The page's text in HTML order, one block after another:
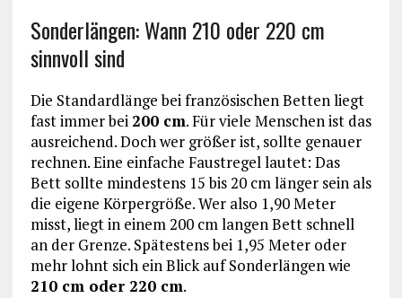
Sonderlängen: Wann 210 oder 220 cm
sinnvoll sind
Die Standardlänge bei französischen Betten liegt
fast immer bei 200 cm. Für viele Menschen ist das
ausreichend. Doch wer größer ist, sollte genauer
rechnen. Eine einfache Faustregel lautet: Das
Bett sollte mindestens 15 bis 20 cm länger sein als
die eigene Körpergröße. Wer also 1,90 Meter
misst, liegt in einem 200 cm langen Bett schnell
an der Grenze. Spätestens bei 1,95 Meter oder
mehr lohnt sich ein Blick auf Sonderlängen wie
210 cm oder 220 cm.